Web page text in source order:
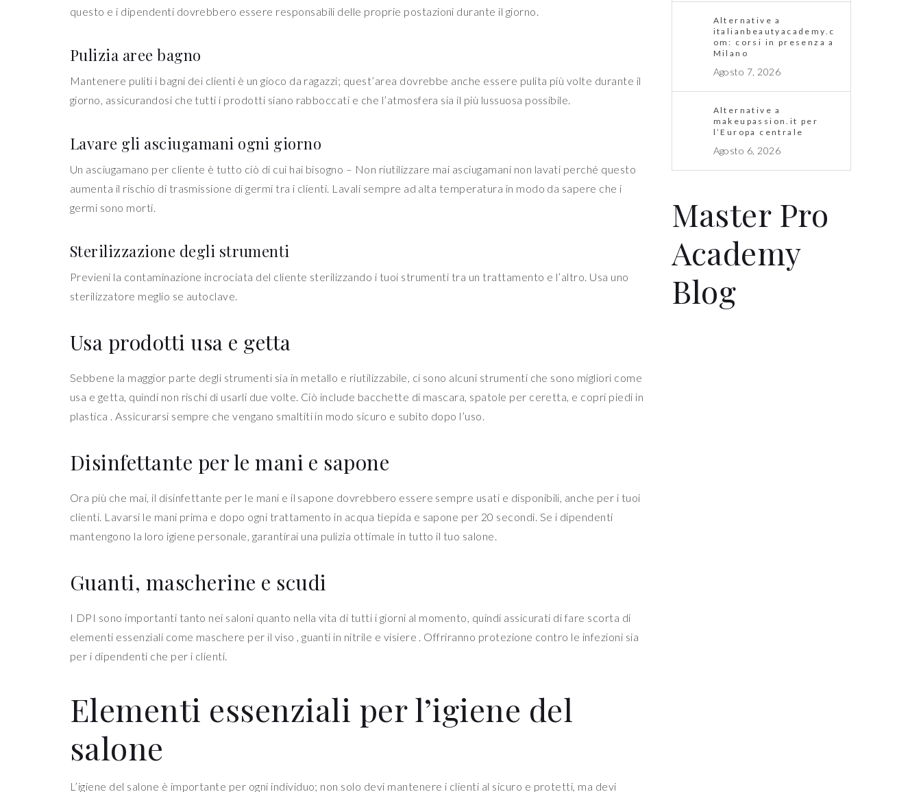
questo e i dipendenti dovrebbero essere responsabili delle proprie postazioni durante il giorno.
Pulizia aree bagno
Mantenere puliti i bagni dei clienti è un gioco da ragazzi; quest’area dovrebbe anche essere pulita più volte durante il
giorno, assicurandosi che tutti i prodotti siano rabboccati e che l’atmosfera sia il più lussuosa possibile.
Lavare gli asciugamani ogni giorno
Un asciugamano per cliente è tutto ciò di cui hai bisogno – Non riutilizzare mai asciugamani non lavati perché questo
aumenta il rischio di trasmissione di germi tra i clienti. Lavali sempre ad alta temperatura in modo da sapere che i
germi sono morti.
Sterilizzazione degli strumenti
Previeni la contaminazione incrociata del cliente sterilizzando i tuoi strumenti tra un trattamento e l’altro. Usa uno
sterilizzatore meglio se autoclave.
Usa prodotti usa e getta
Sebbene la maggior parte degli strumenti sia in metallo e riutilizzabile, ci sono alcuni strumenti che sono migliori come
usa e getta, quindi non rischi di usarli due volte. Ciò include bacchette di mascara, spatole per ceretta, e copri piedi in
plastica . Assicurarsi sempre che vengano smaltiti in modo sicuro e subito dopo l’uso.
Disinfettante per le mani e sapone
Ora più che mai, il disinfettante per le mani e il sapone dovrebbero essere sempre usati e disponibili, anche per i tuoi
clienti. Lavarsi le mani prima e dopo ogni trattamento in acqua tiepida e sapone per 20 secondi. Se i dipendenti
mantengono la loro igiene personale, garantirai una pulizia ottimale in tutto il tuo salone.
Guanti, mascherine e scudi
I DPI sono importanti tanto nei saloni quanto nella vita di tutti i giorni al momento, quindi assicurati di fare scorta di
elementi essenziali come maschere per il viso , guanti in nitrile e visiere . Offriranno protezione contro le infezioni sia
per i dipendenti che per i clienti.
Elementi essenziali per l’igiene del
salone
L’igiene del salone è importante per ogni individuo; non solo devi mantenere i clienti al sicuro e protetti, ma devi
Alternative a
italianbeautyacademy.c
om: corsi in presenza a
Milano
Agosto 7, 2026
Alternative a
makeupassion.it per
l’Europa centrale
Agosto 6, 2026
Master Pro
Academy
Blog